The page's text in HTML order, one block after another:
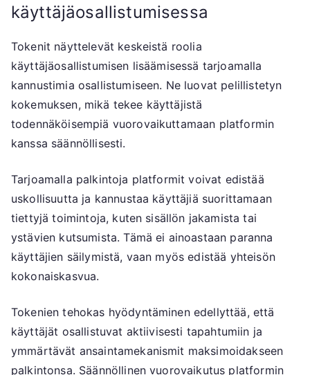
käyttäjäosallistumisessa
Tokenit näyttelevät keskeistä roolia
käyttäjäosallistumisen lisäämisessä tarjoamalla
kannustimia osallistumiseen. Ne luovat pelillistetyn
kokemuksen, mikä tekee käyttäjistä
todennäköisempiä vuorovaikuttamaan platformin
kanssa säännöllisesti.
Tarjoamalla palkintoja platformit voivat edistää
uskollisuutta ja kannustaa käyttäjiä suorittamaan
tiettyjä toimintoja, kuten sisällön jakamista tai
ystävien kutsumista. Tämä ei ainoastaan paranna
käyttäjien säilymistä, vaan myös edistää yhteisön
kokonaiskasvua.
Tokenien tehokas hyödyntäminen edellyttää, että
käyttäjät osallistuvat aktiivisesti tapahtumiin ja
ymmärtävät ansaintamekanismit maksimoidakseen
palkintonsa. Säännöllinen vuorovaikutus platformin